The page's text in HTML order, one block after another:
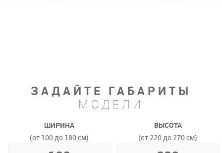
ЗАДАЙТЕ ГАБАРИТЫ
МОДЕЛИ
ШИРИНА
(от 100 до 180 см)
ВЫСОТА
(от 220 до 270 см)